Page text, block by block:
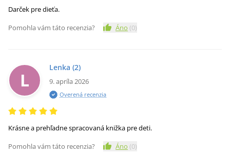
Darček pre dieťa.
Pomohla vám táto recenzia?
Áno (0)
L
Lenka (2)
9. apríla 2026
Overená recenzia
Krásne a prehľadne spracovaná knižka pre deti.
Pomohla vám táto recenzia?
Áno (0)